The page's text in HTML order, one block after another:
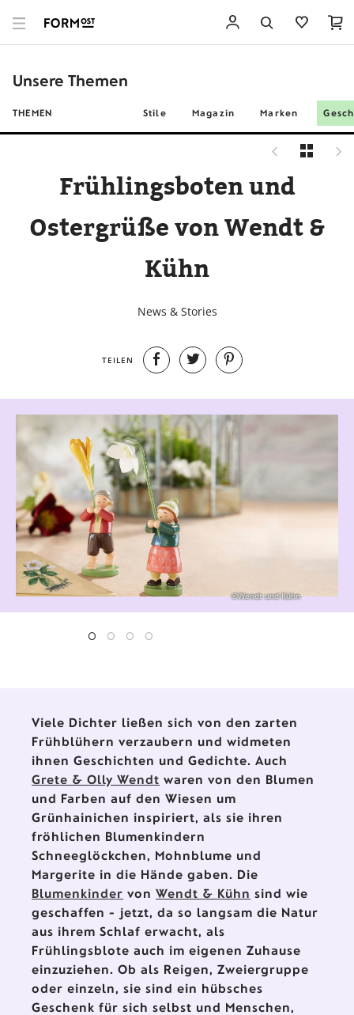
Unsere Themen
THEMEN Stile Magazin Marken
Frühlingsboten und
Ostergrüße von Wendt &
Kühn
News & Stories
TEILEN
©Wendt und Kühn
Viele Dichter ließen sich von den zarten
Frühblühern verzaubern und widmeten
ihnen Geschichten und Gedichte. Auch
Grete & Olly Wendt waren von den Blumen
und Farben auf den Wiesen um
Grünhainichen inspiriert, als sie ihren
fröhlichen Blumenkindern
Schneeglöckchen, Mohnblume und
Margerite in die Hände gaben. Die
Blumenkinder von Wendt & Kühn sind wie
geschaffen - jetzt, da so langsam die Natur
aus ihrem Schlaf erwacht, als
Frühlingsblote auch im eigenen Zuhause
einzuziehen. Ob als Reigen, Zweiergruppe
oder einzeln, sie sind ein hübsches
Geschenk für sich selbst und Menschen,